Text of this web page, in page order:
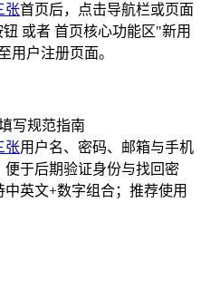
张首页后，点击导航栏或页面
钮 或者 首页核心功能区"新用
用户注册页面。
写规范指南
张用户名、密码、邮箱与手机
便于后期验证身份与找回密
英文+数字组合；推荐使用